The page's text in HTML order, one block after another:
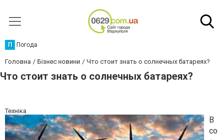
П Погода
Головна Бізнес новини Что стоит знать о солнечных батареях?
Что стоит знать о солнечных батареях?
Техніка
В
со